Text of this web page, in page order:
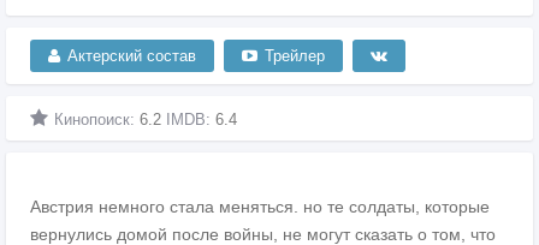
Актерский состав Трейлер
Кинопоиск: 6.2 IMDB: 6.4
Австрия немного стала меняться. но те солдаты, которые
вернулись домой после войны, не могут сказать о том, что